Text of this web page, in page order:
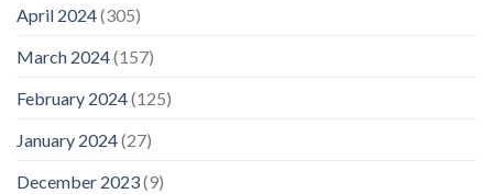
April 2024(305)
March 2024(157)
February 2024(125)
January 2024(27)
December 2023(9)